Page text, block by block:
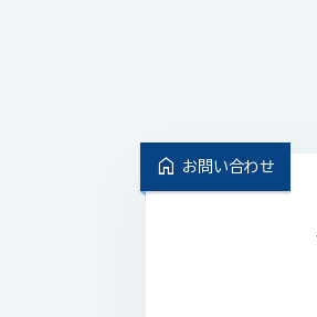
home お問い合わせ